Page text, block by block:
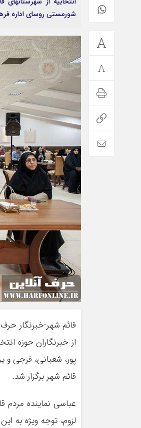
شورمستی روسای اداره
قائم شهر-خبرنگار
از خبرنگاران حوزه
پور، شعبانی، فرجی و
قائم شهر برگزار شد.
عباسی نماینده مردم
لزوم، توجه ویژه به